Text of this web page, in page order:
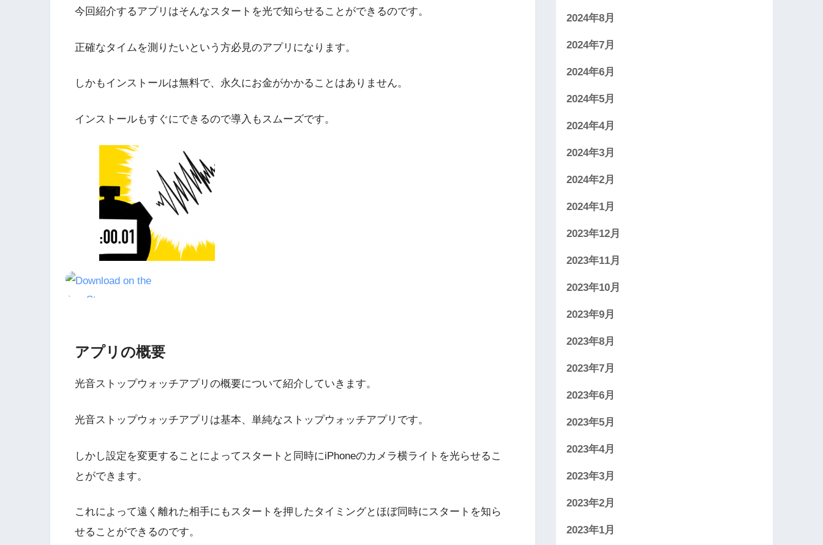
今回紹介するアプリはそんなスタートを光で知らせることができるのです。
正確なタイムを測りたいという方必見のアプリになります。
しかもインストールは無料で、永久にお金がかかることはありません。
インストールもすぐにできるので導入もスムーズです。
アプリの概要
光音ストップウォッチアプリの概要について紹介していきます。
光音ストップウォッチアプリは基本、単純なストップウォッチアプリです。
しかし設定を変更することによってスタートと同時にiPhoneのカメラ横ライトを光らせるこ
とができます。
これによって遠く離れた相手にもスタートを押したタイミングとほぼ同時にスタートを知ら
せることができるのです。
2024年8月
2024年7月
2024年6月
2024年5月
2024年4月
2024年3月
2024年2月
2024年1月
2023年12月
2023年11月
2023年10月
2023年9月
2023年8月
2023年7月
2023年6月
2023年5月
2023年4月
2023年3月
2023年2月
2023年1月